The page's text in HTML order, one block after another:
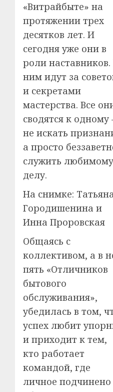
«Витрайбыте» на
протяжении трех
десятков лет. И
сегодня уже они в
роли наставников.
ним идут за
и секретами
мастерства. Все
сводятся к
не искать
а просто
служить любимому
делу.
На снимке:
Городишенина и
Инна Проровская
Общаясь с
коллективом, а в
пять «Отличников
бытового
обслуживания»,
убедилась в том,
успех любит
и приходит к тем,
кто работает
командой, где
личное подчинено